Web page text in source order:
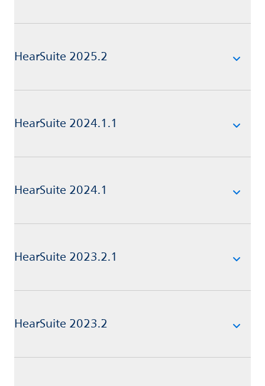
HearSuite 2025.2
HearSuite 2024.1.1
HearSuite 2024.1
HearSuite 2023.2.1
HearSuite 2023.2